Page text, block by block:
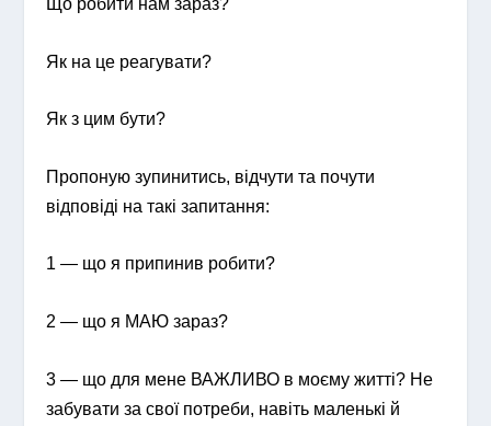
Що робити нам зараз?
Як на це реагувати?
Як з цим бути?
Пропоную зупинитись, відчути та почути
відповіді на такі запитання:
1 — що я припинив робити?
2 — що я МАЮ зараз?
3 — що для мене ВАЖЛИВО в моєму житті? Не
забувати за свої потреби, навіть маленькі й